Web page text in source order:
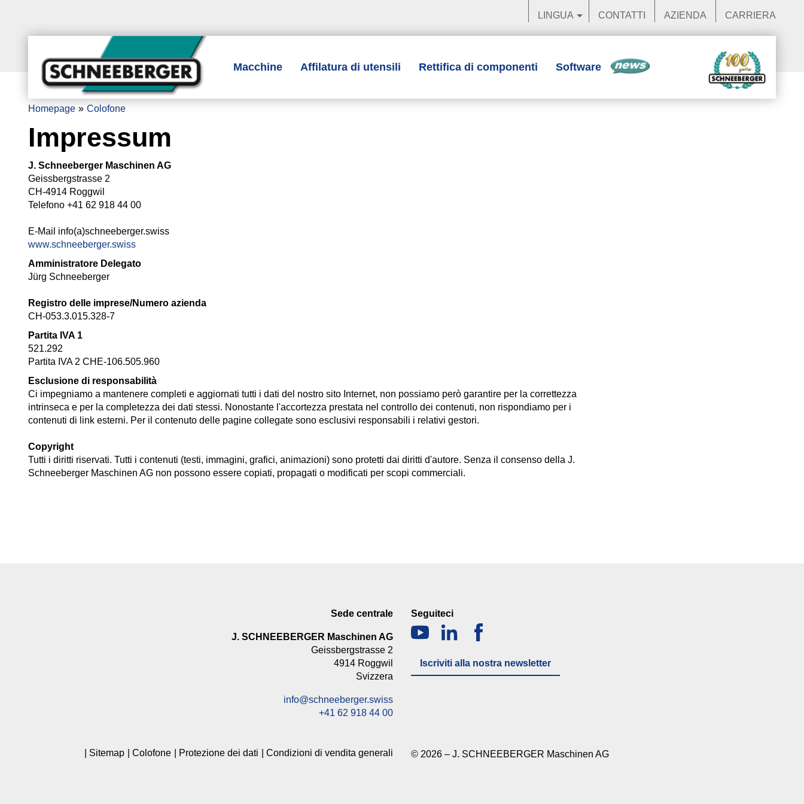
LINGUA CONTATTI AZIENDA CARRIERA
Macchine Affilatura di utensili Rettifica di componenti Software News
Homepage Colofone
Impressum
J. Schneeberger Maschinen AG
Geissbergstrasse 2
CH-4914 Roggwil
Telefono +41 62 918 44 00
E-Mail info(a)schneeberger.swiss
www.schneeberger.swiss
Amministratore Delegato
Jürg Schneeberger
Registro delle imprese/Numero azienda
CH-053.3.015.328-7
Partita IVA 1
521.292
Partita IVA 2 CHE-106.505.960
Esclusione di responsabilità
Ci impegniamo a mantenere completi e aggiornati tutti i dati del nostro sito Internet, non possiamo però garantire per la correttezza
intrinseca e per la completezza dei dati stessi. Nonostante l'accortezza prestata nel controllo dei contenuti, non rispondiamo per i
contenuti di link esterni. Per il contenuto delle pagine collegate sono esclusivi responsabili i relativi gestori.
Copyright
Tutti i diritti riservati. Tutti i contenuti (testi, immagini, grafici, animazioni) sono protetti dai diritti d'autore. Senza il consenso della J.
Schneeberger Maschinen AG non possono essere copiati, propagati o modificati per scopi commerciali.
Sede centrale
J. SCHNEEBERGER Maschinen AG
Geissbergstrasse 2
4914 Roggwil
Svizzera
info@schneeberger.swiss
+41 62 918 44 00
Seguiteci
Iscriviti alla nostra newsletter
Sitemap Colofone Protezione dei dati Condizioni di vendita generali © 2026 – J. SCHNEEBERGER Maschinen AG